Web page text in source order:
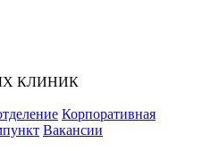
КЛИНИК
Корпоративная
Вакансии